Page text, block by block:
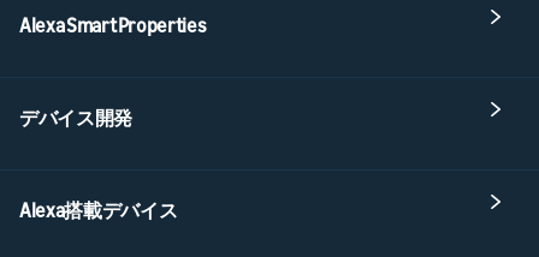
Alexa Smart Properties
デバイス開発
Alexa搭載デバイス